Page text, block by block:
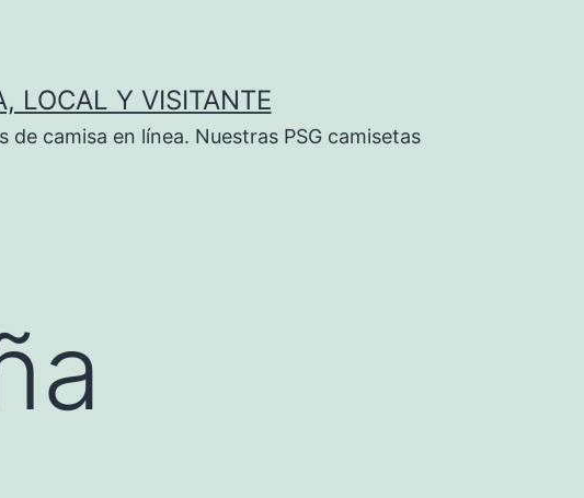
LOCAL Y VISITANTE
camisa en línea. Nuestras PSG camisetas